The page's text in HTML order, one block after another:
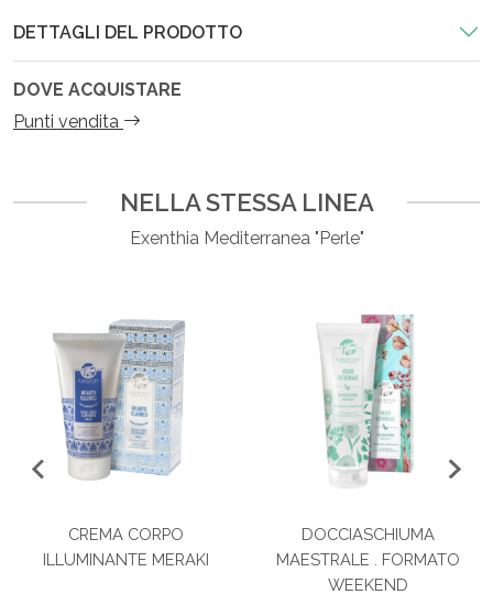
DETTAGLI DEL PRODOTTO
DOVE ACQUISTARE
Punti vendita
NELLA STESSA LINEA
Exenthia Mediterranea "Perle"
CREMA CORPO
ILLUMINANTE MERAKI
DOCCIASCHIUMA
MAESTRALE . FORMATO
WEEKEND